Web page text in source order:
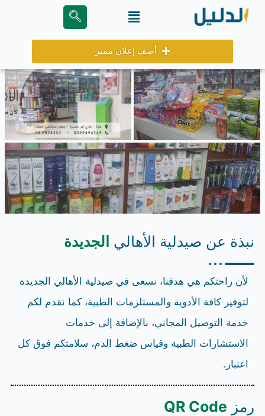
تخطي
Menu
أضف إعلان مميز
نبذة عن صيدلية الأهالي الجديدة
لأن راحتكم هي هدفنا، نسعى في صيدلية الأهالي الجديدة
لتوفير كافة الأدوية والمستلزمات الطبية، كما نقدم لكم
خدمة التوصيل المجاني، بالإضافة إلى خدمات
الاستشارات الطبية وقياس ضغط الدم، سلامتكم فوق كل
اعتبار.
رمز QR Code